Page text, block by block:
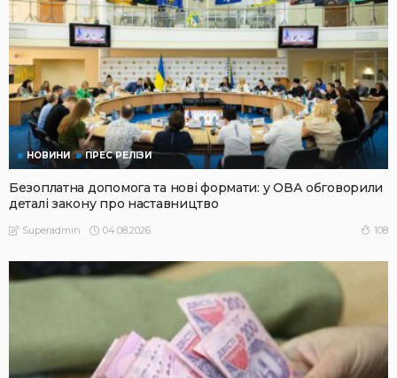
НОВИНИ ПРЕС РЕЛІЗИ
Безоплатна допомога та нові формати: у ОВА обговорили
деталі закону про наставництво
Superadmin 04.08.2026 108